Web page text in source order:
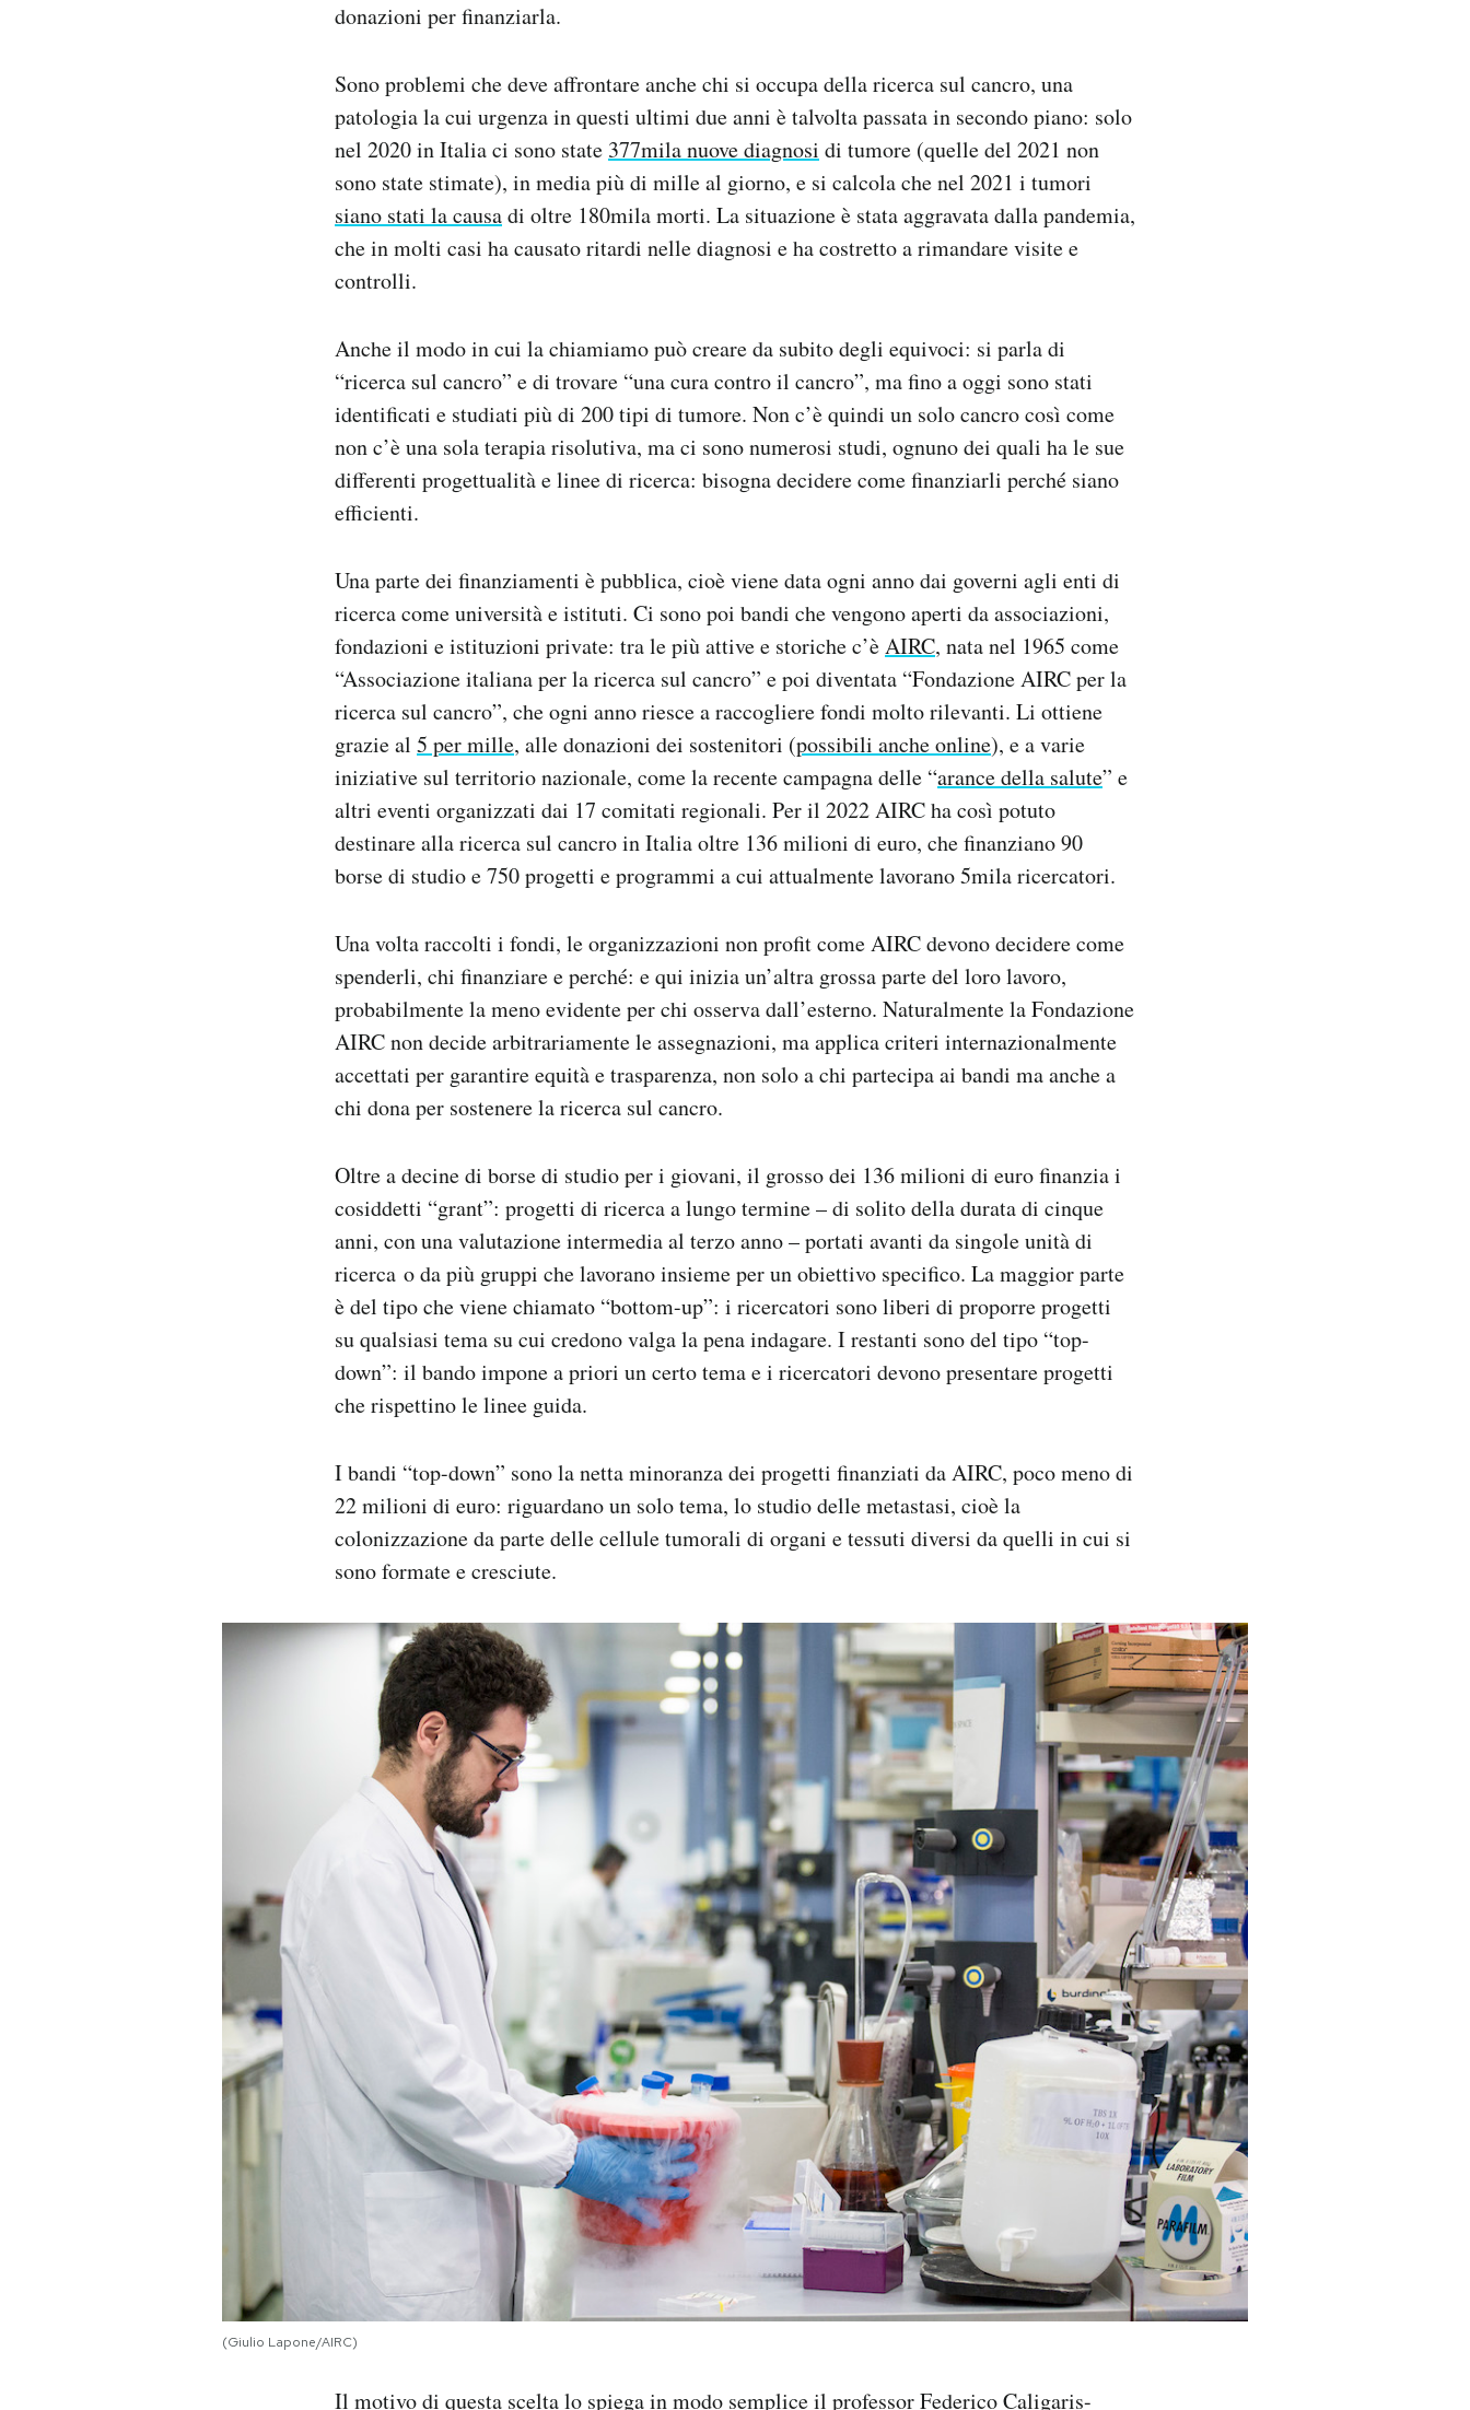
donazioni per finanziarla.
Sono problemi che deve affrontare anche chi si occupa della ricerca sul cancro, una
patologia la cui urgenza in questi ultimi due anni è talvolta passata in secondo piano: solo
nel 2020 in Italia ci sono state 377mila nuove diagnosi di tumore (quelle del 2021 non
sono state stimate), in media più di mille al giorno, e si calcola che nel 2021 i tumori
siano stati la causadi oltre 180mila morti. La situazione è stata aggravata dalla pandemia,
che in molti casi ha causato ritardi nelle diagnosi e ha costretto a rimandare visite e
controlli.
Anche il modo in cui la chiamiamo può creare da subito degli equivoci: si parla di
“ricerca sul cancro” e di trovare “una cura contro il cancro”, ma fino a oggi sono stati
identificati e studiati più di 200 tipi di tumore. Non c’è quindi un solo cancro così come
non c’è una sola terapia risolutiva, ma ci sono numerosi studi, ognuno dei quali ha le sue
differenti progettualità e linee di ricerca: bisogna decidere come finanziarli perché siano
efficienti.
Una parte dei finanziamenti è pubblica, cioè viene data ogni anno dai governi agli enti di
ricerca come università e istituti. Ci sono poi bandi che vengono aperti da associazioni,
fondazioni e istituzioni private: tra le più attive e storiche c’èAIRC, nata nel 1965 come
“Associazione italiana per la ricerca sul cancro” e poi diventata “Fondazione AIRC per la
ricerca sul cancro”, che ogni anno riesce a raccogliere fondi molto rilevanti. Li ottiene
grazie al 5 per mille, alle donazioni dei sostenitori (possibili anche online), e a varie
iniziative sul territorio nazionale, come la recente campagna delle “arance della salute” e
altri eventi organizzati dai 17 comitati regionali. Per il 2022 AIRC ha così potuto
destinare alla ricerca sul cancro in Italia oltre 136 milioni di euro, che finanziano 90
borse di studio e 750 progetti e programmi a cui attualmente lavorano 5mila ricercatori.
Una volta raccolti i fondi, le organizzazioni non profit come AIRC devono decidere come
spenderli, chi finanziare e perché: e qui inizia un’altra grossa parte del loro lavoro,
probabilmente la meno evidente per chi osserva dall’esterno. Naturalmente la Fondazione
AIRC non decide arbitrariamente le assegnazioni, ma applica criteri internazionalmente
accettati per garantire equità e trasparenza, non solo a chi partecipa ai bandi ma anche a
chi dona per sostenere la ricerca sul cancro.
Oltre a decine di borse di studio per i giovani, il grosso dei 136 milioni di euro finanzia i
cosiddetti “grant”: progetti di ricerca a lungo termine – di solito della durata di cinque
anni, con una valutazione intermedia al terzo anno – portati avanti da singole unità di
ricerca o da più gruppi che lavorano insieme per un obiettivo specifico. La maggior parte
è del tipo che viene chiamato “bottom-up”: i ricercatori sono liberi di proporre progetti
su qualsiasi tema su cui credono valga la pena indagare. I restanti sono del tipo “top-
down”: il bando impone a priori un certo tema e i ricercatori devono presentare progetti
che rispettino le linee guida.
I bandi “top-down” sono la netta minoranza dei progetti finanziati da AIRC, poco meno di
22 milioni di euro: riguardano un solo tema, lo studio delle metastasi, cioè la
colonizzazione da parte delle cellule tumorali di organi e tessuti diversi da quelli in cui si
sono formate e cresciute.
(Giulio Lapone/AIRC)
Il motivo di questa scelta lo spiega in modo semplice il professorFederico Caligaris-